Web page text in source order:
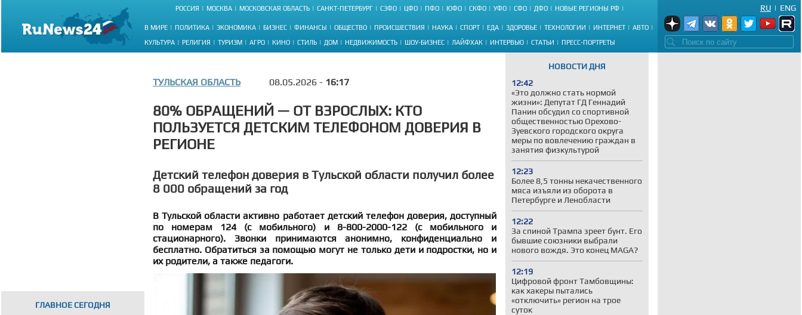
РОССИЯ МОСКВА МОСКОВСКАЯ ОБЛАСТЬ САНКТ-ПЕТЕРБУРГ СЗФО ЦФО ПФО ЮФО СКФО УФО СФО ДФО НОВЫЕ РЕГИОНЫ РФ
В МИРЕ ПОЛИТИКА ЭКОНОМИКА БИЗНЕС ФИНАНСЫ ОБЩЕСТВО ПРОИСШЕСТВИЯ НАУКА СПОРТ ЕДА ЗДОРОВЬЕ ТЕХНОЛОГИИ ИНТЕРНЕТ АВТО
КУЛЬТУРА РЕЛИГИЯ ТУРИЗМ АГРО КИНО СТИЛЬ ДОМ НЕДВИЖИМОСТЬ ШОУ-БИЗНЕС ЛАЙФХАК ИНТЕРВЬЮ СТАТЬИ ПРЕСС-ПОРТРЕТЫ
ENG
|
RU
ГЛАВНОЕ СЕГОДНЯ
НОВОСТИ ДНЯ
12:42
«Это должно стать нормой
жизни»: Депутат ГД Геннадий
Панин обсудил со спортивной
общественностью Орехово-
Зуевского городского округа
меры по вовлечению граждан в
занятия физкультурой
12:23
Более 8,5 тонны некачественного
мяса изъяли из оборота в
Петербурге и Ленобласти
12:22
За спиной Трампа зреет бунт. Его
бывшие союзники выбрали
нового вождя. Это конец MAGA?
12:19
Цифровой фронт Тамбовщины:
как хакеры пытались
«отключить» регион на трое
суток
ТУЛЬСКАЯ ОБЛАСТЬ 08.05.2026 - 16:17
80% ОБРАЩЕНИЙ — ОТ ВЗРОСЛЫХ: КТО
ПОЛЬЗУЕТСЯ ДЕТСКИМ ТЕЛЕФОНОМ ДОВЕРИЯ В
РЕГИОНЕ
Детский телефон доверия в Тульской области получил более
8 000 обращений за год
В Тульской области активно работает детский телефон доверия, доступный
по номерам 124 (с мобильного) и 8-800-2000-122 (с мобильного и
стационарного). Звонки принимаются анонимно, конфиденциально и
бесплатно. Обратиться за помощью могут не только дети и подростки, но и
их родители, а также педагоги.